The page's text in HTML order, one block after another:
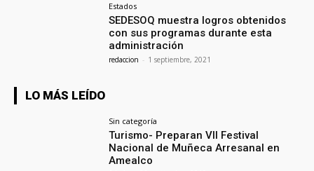
Estados
SEDESOQ muestra logros obtenidos
con sus programas durante esta
administración
redaccion - 1 septiembre, 2021
LO MÁS LEÍDO
Sin categoría
Turismo- Preparan VII Festival
Nacional de Muñeca Arresanal en
Amealco